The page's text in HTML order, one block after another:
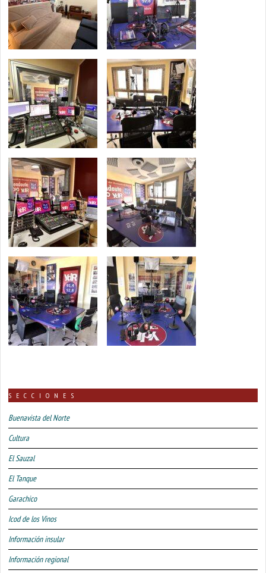
SECCIONES
Buenavista del Norte
Cultura
El Sauzal
El Tanque
Garachico
Icod de los Vinos
Información insular
Información regional